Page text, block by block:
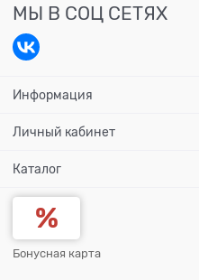
МЫ В СОЦ СЕТЯХ
Информация
Личный кабинет
Каталог
Бонусная карта